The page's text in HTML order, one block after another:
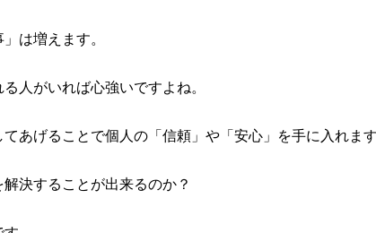
は増えます。
人がいれば心強いですよね。
あげることで個人の「信頼」や「安心」を手に入れます
決することが出来るのか？